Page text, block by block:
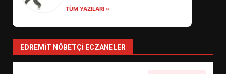
TÜM YAZILARI »
EDREMIT NÖBETÇI ECZANELER
4